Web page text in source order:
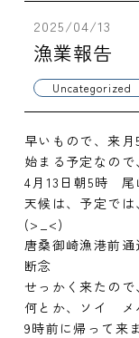
2025/04/13
漁業報告
Uncategorized
早いもので、来
始まる予定なので
4月13日朝5時 尾
天候は、予定で
(>_<)
唐桑御崎漁港前
断念
せっかく来たの
何とか、ソイ メ
9時前に帰って来